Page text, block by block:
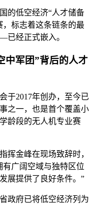
的低空经济“人才储备
，标志着这条链条的最
经正式嵌入。
中军团”背后的人才
于2017年创办，至今已
之一，也是首个覆盖小
龄段的无人机专业赛
挥金峰在现场致辞时，
广阔空域与独特区位
展提供了良好条件。”
政府已将低空经济列为